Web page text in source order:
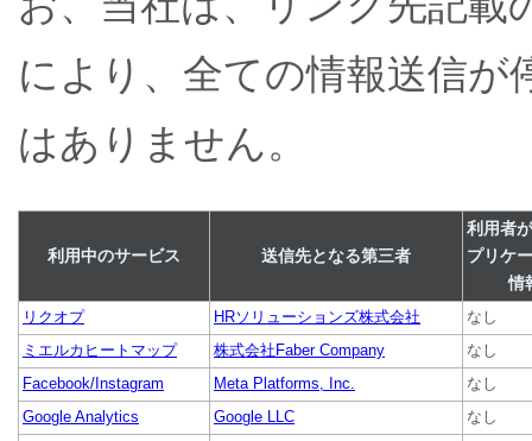
により、全ての情報送信
はありません。
利用中のサービス 送信先となる第三者
利用者
プリケ
情
リクオプ HRソリューションズ株式会社
なし
ミエルカヒートマップ
株式会社Faber Company
なし
Facebook/Instagram
Meta Platforms, Inc.
なし
Google Analytics
Google LLC
なし